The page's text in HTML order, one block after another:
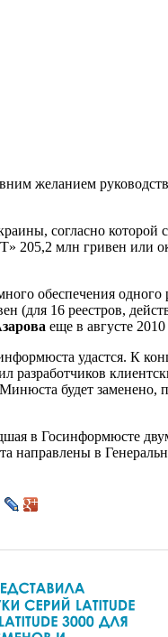
желанием
согласно которой с
205,2 млн гривен или
обеспечения одного
(для 16 реестров,
еще в августе 2010
удастся. К
будет заменено,
в Госинформюсте
направлены в